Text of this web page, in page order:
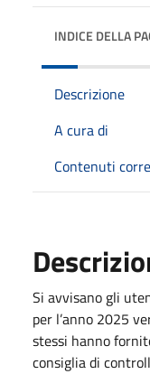
INDICE DELLA
Descrizione
A cura di
Contenuti
Si avvisano gli
per l’anno 2025
stessi hanno
consiglia di